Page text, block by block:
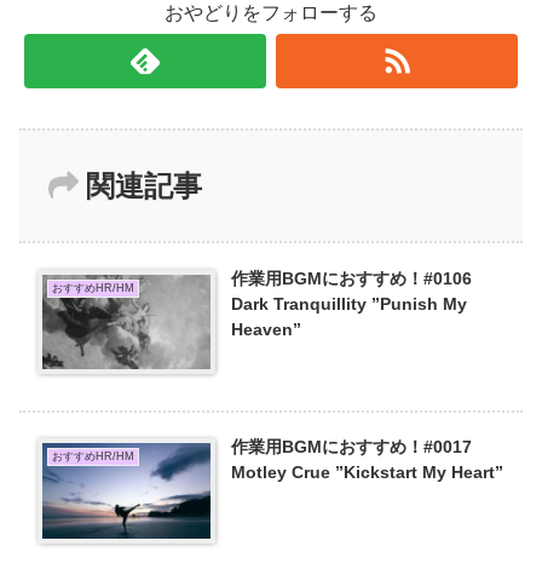
おやどりをフォローする
関連記事
おすすめHR/HM
作業用BGMにおすすめ！#0106
Dark Tranquillity ”Punish My
Heaven”
おすすめHR/HM
作業用BGMにおすすめ！#0017
Motley Crue ”Kickstart My Heart”